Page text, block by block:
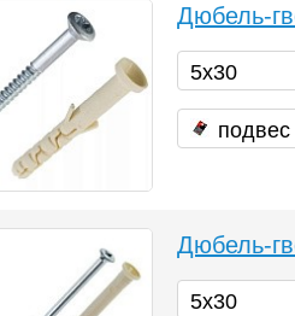
Дюбель-
5х30
Дюбель-
5х30